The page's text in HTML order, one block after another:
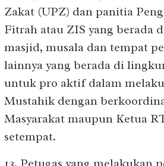
Zakat (UPZ) dan panitia
Fitrah atau ZIS yang berada
masjid, musala dan tempat
lainnya yang berada di
untuk pro aktif dalam
Mustahik dengan
Masyarakat maupun Ketua
setempat.